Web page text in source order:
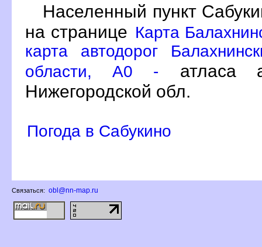
Населенный пункт
на странице Карта
карта автодорог
области, A0 -
атласа
Нижегородской обл.
Погода в Сабукино
Связаться: obl@nn-map.ru